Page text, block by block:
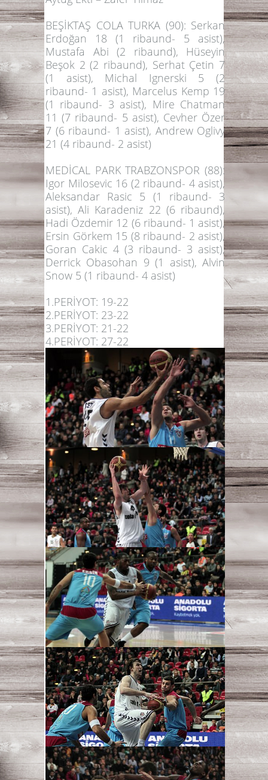
BEŞİKTAŞ COLA TURKA (90): Serkan
Erdoğan 18 (1 ribaund- 5 asist),
Mustafa Abi (2 ribaund), Hüseyin
Beşok 2 (2 ribaund), Serhat Çetin 7
(1 asist), Michal Ignerski 5 (2
ribaund- 1 asist), Marcelus Kemp 19
(1 ribaund- 3 asist), Mire Chatman
11 (7 ribaund- 5 asist), Cevher Özer
7 (6 ribaund- 1 asist), Andrew Oglivy
21 (4 ribaund- 2 asist)
MEDİCAL PARK TRABZONSPOR (88):
Igor Milosevic 16 (2 ribaund- 4 asist),
Aleksandar Rasic 5 (1 ribaund- 3
asist), Ali Karadeniz 22 (6 ribaund),
Hadi Özdemir 12 (6 ribaund- 1 asist),
Ersin Görkem 15 (8 ribaund- 2 asist),
Goran Cakic 4 (3 ribaund- 3 asist),
Derrick Obasohan 9 (1 asist), Alvin
Snow 5 (1 ribaund- 4 asist)
1.PERİYOT: 19-22
2.PERİYOT: 23-22
3.PERİYOT: 21-22
4.PERİYOT: 27-22